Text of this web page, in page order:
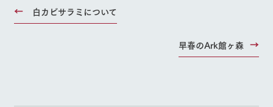
白カビサラミについて
早春のArk館ヶ森